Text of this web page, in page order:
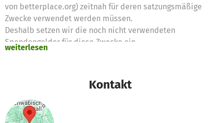
von betterplace.org) zeitnah für deren satzungsmäßige
Zwecke verwendet werden müssen.
Deshalb setzen wir die noch nicht verwendeten
Spendengelder für diese Zwecke ein
weiterlesen
Kontakt